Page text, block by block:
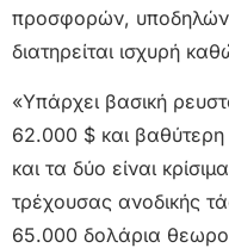
προσφορών,
διατηρείται ισχυρή
«Υπάρχει βασική
62.000 $ και
και τα δύο είναι
τρέχουσας ανοδικής
65.000 δολάρια